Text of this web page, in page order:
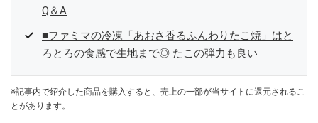
Q＆A
■ファミマの冷凍「あおさ香るふんわりたこ焼」はと
ろとろの食感で生地まで◎ たこの弾力も良い
※記事内で紹介した商品を購入すると、売上の一部が当サイトに還元されるこ
とがあります。